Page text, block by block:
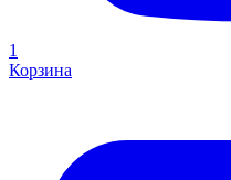
1
Корзина